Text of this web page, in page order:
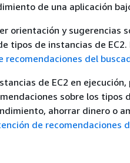
de una aplicación
orientación y sugerencias
tipos de instancias de
recomendaciones del
de EC2 en
sobre los tipos
ahorrar dinero o
de recomendaciones